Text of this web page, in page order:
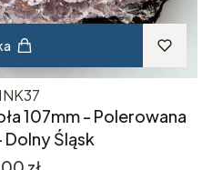
107mm - Polerowana
Dolny Śląsk